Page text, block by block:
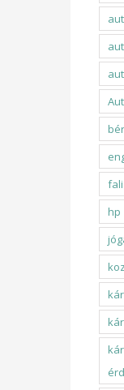
hp